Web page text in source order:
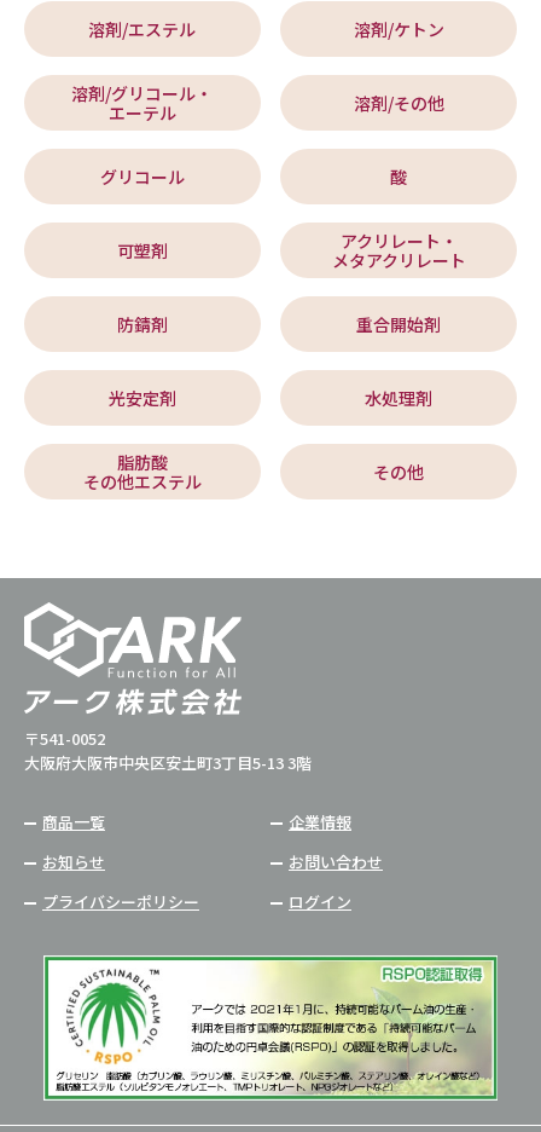
溶剤/エステル 溶剤/ケトン
溶剤/グリコール・
エーテル
溶剤/その他
グリコール 酸
可塑剤
アクリレート・
メタアクリレート
防錆剤 重合開始剤
光安定剤 水処理剤
脂肪酸
その他エステル
その他
〒541-0052
大阪府大阪市中央区安土町3丁目5-13 3階
商品一覧
企業情報
お知らせ
お問い合わせ
プライバシーポリシー
ログイン